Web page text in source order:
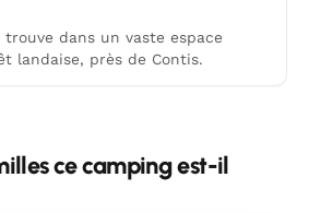
trouve dans un vaste espace
landaise, près de Contis.
ce camping est-il